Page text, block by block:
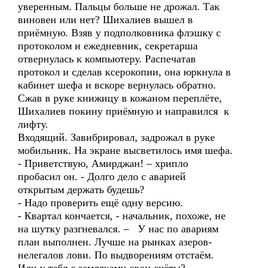
уверенным. Пальцы больше не дрожал. Так
виновен или нет? Шихалиев вышел в
приёмную. Взяв у подполковника флэшку с
протоколом и ежедневник, секретарша
отвернулась к компьютеру. Распечатав
протокол и сделав ксерокопии, она юркнула в
кабинет шефа и вскоре вернулась обратно.
Сжав в руке книжицу в кожаном переплёте,
Шихалиев покину приёмную и направился к
лифту.
Входящий. Завибрировал, задрожал в руке
мобильник. На экране высветилось имя шефа.
- Приветствую, Амирджан! – хрипло
пробасил он. - Долго дело с аварией
открытым держать будешь?
- Надо проверить ещё одну версию.
- Квартал кончается, - начальник, похоже, не
на шутку разгневался. – У нас по авариям
план выполнен. Лучше на рынках азеров-
нелегалов лови. По выдворениям отстаём.